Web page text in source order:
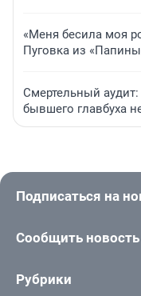
«Меня бесила моя
Пуговка из
Смертельный аудит:
бывшего главбуха
Подписаться на
Сообщить новость
Рубрики